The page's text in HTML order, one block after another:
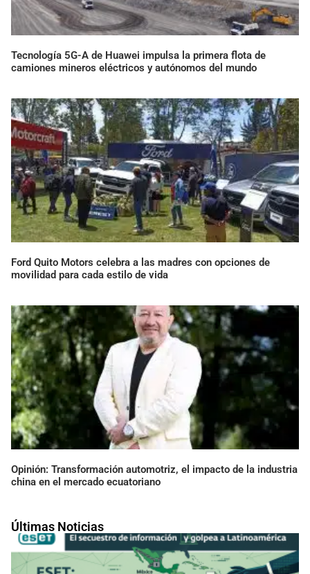
Últimas Noticias
Tecnología 5G-A de Huawei impulsa la primera flota de
camiones mineros eléctricos y autónomos del mundo
Ford Quito Motors celebra a las madres con opciones de
movilidad para cada estilo de vida
Opinión: Transformación automotriz, el impacto de la industria
china en el mercado ecuatoriano